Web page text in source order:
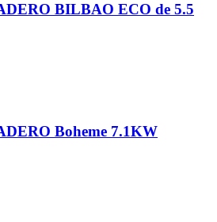
BILBAO ECO de 5.5
Boheme 7.1KW